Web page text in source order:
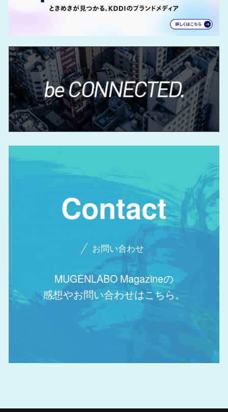
Contact
お問い合わせ
MUGENLABO Magazineの
感想やお問い合わせはこちら。